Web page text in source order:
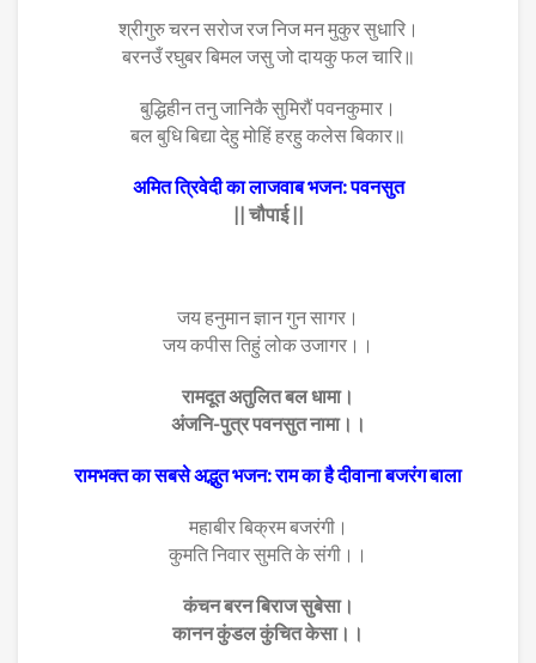
श्रीगुरु चरन सरोज रज निज मन मुकुर सुधारि।
बरनउँ रघुबर बिमल जसु जो दायकु फल चारि॥
बुद्धिहीन तनु जानिकै सुमिरौं पवनकुमार।
बल बुधि बिद्या देहु मोहिं हरहु कलेस बिकार॥
अमित त्रिवेदी का लाजवाब भजन: पवनसुत
|| चौपाई ||
जय हनुमान ज्ञान गुन सागर।
जय कपीस तिहुं लोक उजागर।।
रामदूत अतुलित बल धामा।
अंजनि-पुत्र पवनसुत नामा।।
रामभक्त का सबसे अद्भुत भजन: राम का है दीवाना बजरंग बाला
महाबीर बिक्रम बजरंगी।
कुमति निवार सुमति के संगी।।
कंचन बरन बिराज सुबेसा।
कानन कुंडल कुंचित केसा।।